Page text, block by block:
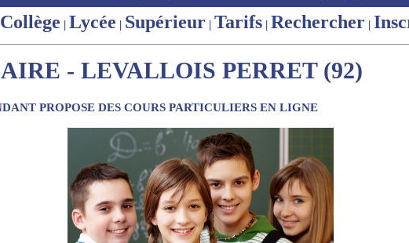
Collège | Lycée | Supérieur | Tarifs | Rechercher |
- LEVALLOIS PERRET (92)
PROPOSE DES COURS PARTICULIERS EN LIGNE